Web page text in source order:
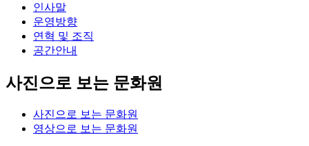
인사말
운영방향
연혁 및 조직
공간안내
사진으로 보는 문화원
사진으로 보는 문화원
영상으로 보는 문화원